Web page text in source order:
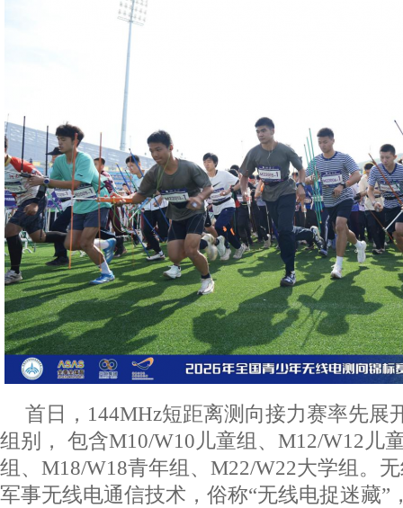
首日，144MHz短距离测向接力赛率先展
组别， 包含M10/W10儿童组、M12/W12儿
组、M18/W18青年组、M22/W22大学组。
军事无线电通信技术，俗称“无线电捉迷藏”